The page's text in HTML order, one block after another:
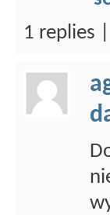
1 replies